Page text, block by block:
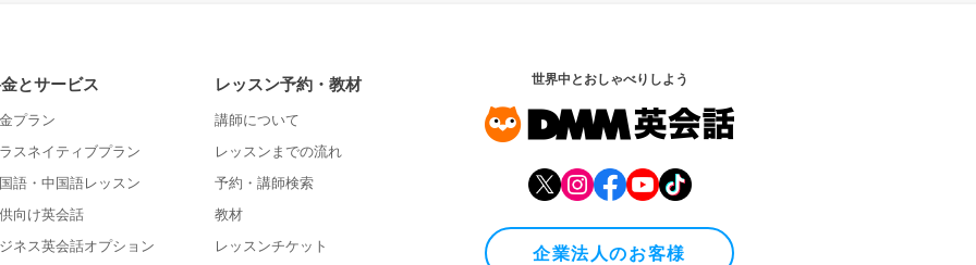
とサービス
プラン
スネイティブプラン
語・中国語レッスン
向け英会話
ネス英会話オプション
レッスン予約・教材
講師について
レッスンまでの流れ
予約・講師検索
教材
レッスンチケット
世界中とおしゃべりしよう
企業法人のお客様